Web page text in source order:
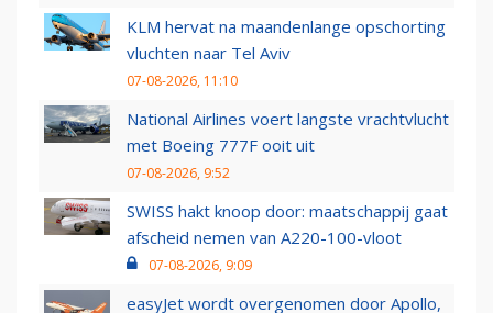
KLM hervat na maandenlange opschorting
vluchten naar Tel Aviv
07-08-2026, 11:10
National Airlines voert langste vrachtvlucht
met Boeing 777F ooit uit
07-08-2026, 9:52
SWISS hakt knoop door: maatschappij gaat
afscheid nemen van A220-100-vloot
07-08-2026, 9:09
easyJet wordt overgenomen door Apollo,